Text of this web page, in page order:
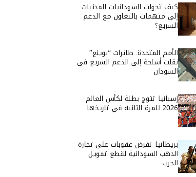
كيف تحولت السودانيات المدنيات
إلى متهمات بالتعاون مع الدعم
السريع؟
الأمم المتحدة: طائرات “بوينغ”
نقلت أسلحة إلى الدعم السريع في
السودان
إسبانيا تتوج بطلة لكأس العالم
2026 للمرة الثانية في تاريخها
بريطانيا تفرض عقوبات على تجارة
الذهب السودانية لقطع تمويل
الحرب